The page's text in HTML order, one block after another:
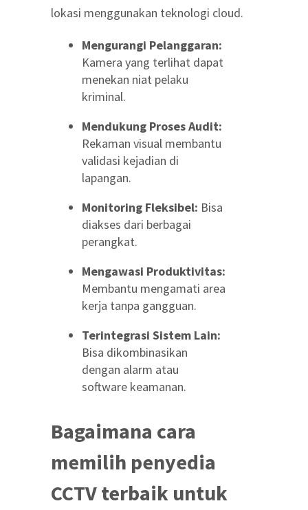
lokasi menggunakan teknologi cloud.
Mengurangi Pelanggaran:
Kamera yang terlihat dapat
menekan niat pelaku
kriminal.
Mendukung Proses Audit:
Rekaman visual membantu
validasi kejadian di
lapangan.
Monitoring Fleksibel: Bisa
diakses dari berbagai
perangkat.
Mengawasi Produktivitas:
Membantu mengamati area
kerja tanpa gangguan.
Terintegrasi Sistem Lain:
Bisa dikombinasikan
dengan alarm atau
software keamanan.
Bagaimana cara
memilih penyedia
CCTV terbaik untuk